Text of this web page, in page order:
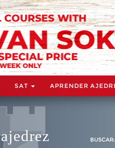
SAT APRENDER
BUSCAR: